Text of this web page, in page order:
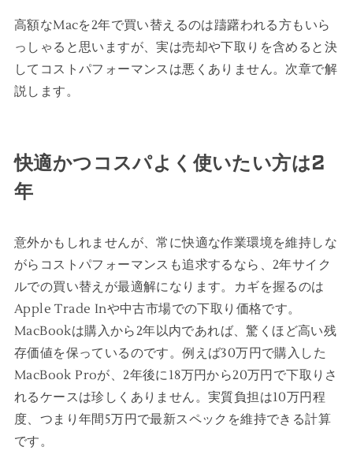
高額なMacを2年で買い替えるのは躊躇われる方もいら
っしゃると思いますが、実は売却や下取りを含めると決
してコストパフォーマンスは悪くありません。次章で解
説します。
快適かつコスパよく使いたい方は2
年
意外かもしれませんが、常に快適な作業環境を維持しな
がらコストパフォーマンスも追求するなら、2年サイク
ルでの買い替えが最適解になります。カギを握るのは
Apple Trade Inや中古市場での下取り価格です。
MacBookは購入から2年以内であれば、驚くほど高い残
存価値を保っているのです。例えば30万円で購入した
MacBook Proが、2年後に18万円から20万円で下取りさ
れるケースは珍しくありません。実質負担は10万円程
度、つまり年間5万円で最新スペックを維持できる計算
です。